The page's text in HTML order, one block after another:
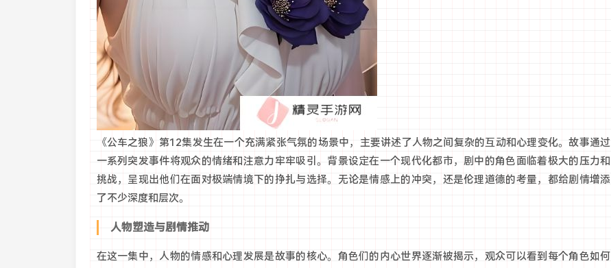
《公车之狼》第12集发生在一个充满紧张气氛的场景中，主要讲述了人物之间复杂的互动和心理变化。故事通过
一系列突发事件将观众的情绪和注意力牢牢吸引。背景设定在一个现代化都市，剧中的角色面临着极大的压力和
挑战，呈现出他们在面对极端情境下的挣扎与选择。无论是情感上的冲突，还是伦理道德的考量，都给剧情增添
了不少深度和层次。
人物塑造与剧情推动
在这一集中，人物的情感和心理发展是故事的核心。角色们的内心世界逐渐被揭示，观众可以看到每个角色如何